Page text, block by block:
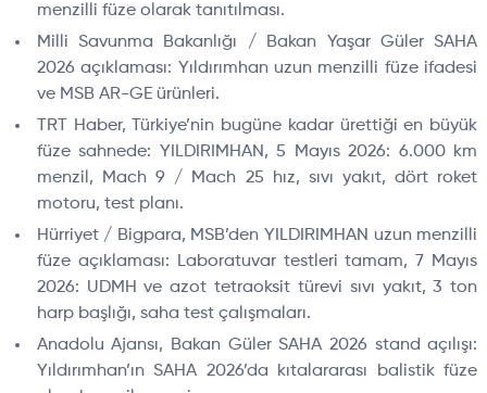
menzilli füze olarak tanıtılması.
Milli Savunma Bakanlığı / Bakan Yaşar Güler SAHA
2026 açıklaması: Yıldırımhan uzun menzilli füze ifadesi
ve MSB AR-GE ürünleri.
TRT Haber, Türkiye’nin bugüne kadar ürettiği en büyük
füze sahnede: YILDIRIMHAN, 5 Mayıs 2026: 6.000 km
menzil, Mach 9 / Mach 25 hız, sıvı yakıt, dört roket
motoru, test planı.
Hürriyet / Bigpara, MSB’den YILDIRIMHAN uzun menzilli
füze açıklaması: Laboratuvar testleri tamam, 7 Mayıs
2026: UDMH ve azot tetraoksit türevi sıvı yakıt, 3 ton
harp başlığı, saha test çalışmaları.
Anadolu Ajansı, Bakan Güler SAHA 2026 stand açılışı:
Yıldırımhan’ın SAHA 2026’da kıtalararası balistik füze